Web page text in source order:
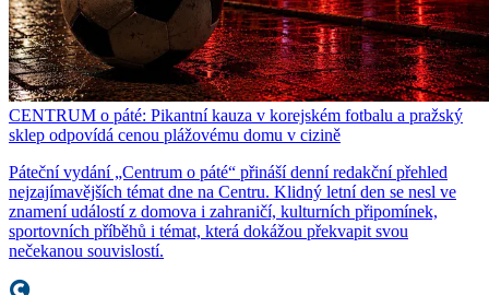
CENTRUM o páté: Pikantní kauza v korejském fotbalu a pražský
sklep odpovídá cenou plážovému domu v cizině
Páteční vydání „Centrum o páté“ přináší denní redakční přehled
nejzajímavějších témat dne na Centru. Klidný letní den se nesl ve
znamení událostí z domova i zahraničí, kulturních připomínek,
sportovních příběhů i témat, která dokážou překvapit svou
nečekanou souvislostí.